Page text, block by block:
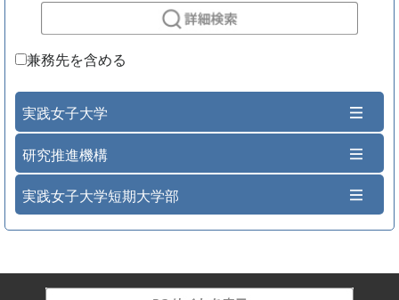
兼務先を含める
実践女子大学
研究推進機構
実践女子大学短期大学部